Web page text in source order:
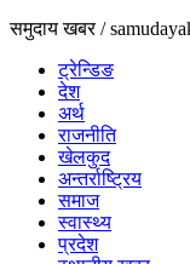
समुदाय खबर /
ट्रेन्डिङ
देश
अर्थ
राजनीति
खेलकुद
अन्तर्राष्ट्रिय
समाज
स्वास्थ्य
प्रदेश